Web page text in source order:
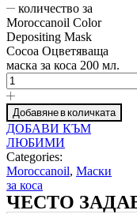
количество за
Moroccanoil Color
Depositing Mask
Cocoa Оцветяваща
маска за коса 200 мл.
Добавяне в количката
ДОБАВИ КЪМ
ЛЮБИМИ
Categories:
Moroccanoil, Маски
за коса
ЧЕСТО